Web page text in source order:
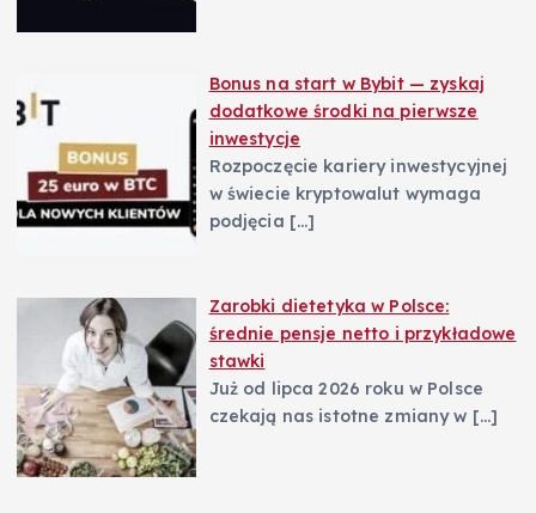
Bonus na start w Bybit — zyskaj
dodatkowe środki na pierwsze
inwestycje
Rozpoczęcie kariery inwestycyjnej
w świecie kryptowalut wymaga
podjęcia […]
Zarobki dietetyka w Polsce:
średnie pensje netto i przykładowe
stawki
Już od lipca 2026 roku w Polsce
czekają nas istotne zmiany w […]